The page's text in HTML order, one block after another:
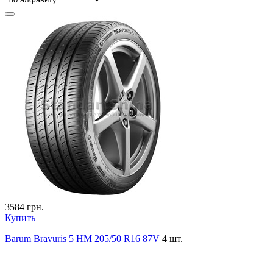
3584 грн.
Купить
Barum Bravuris 5 HM 205/50 R16 87V 4 шт.